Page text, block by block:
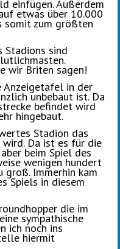
einfügen. Außerdem
etwas über 10.000
somit zum größten
Stadions sind
wir Briten sagen!
Anzeigetafel in der
unbebaut ist. Da
befindet wird
hingebaut.
Stadion das
Da ist es für die
beim Spiel des
wenigen hundert
groß. Immerhin kam
Spiels in diesem
die im
sympathische
ich noch ins
hiermit